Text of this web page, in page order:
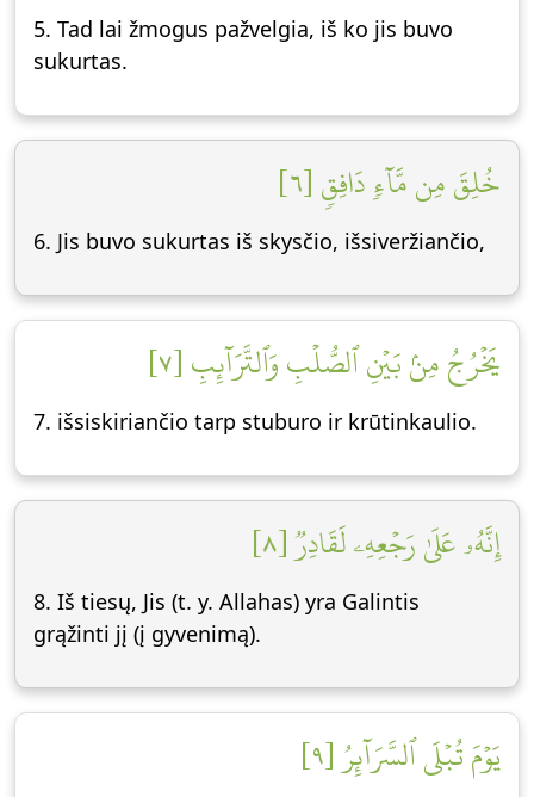
5. Tad lai žmogus pažvelgia, iš ko jis buvo
sukurtas.
خُلِقَ مِن مَّآءٖ دَافِقٖ [٦]
6. Jis buvo sukurtas iš skysčio, išsiveržiančio,
يَخۡرُجُ مِنۢ بَيۡنِ ٱلصُّلۡبِ وَٱلتَّرَآئِبِ [٧]
7. išsiskiriančio tarp stuburo ir krūtinkaulio.
إِنَّهُۥ عَلَىٰ رَجۡعِهِۦ لَقَادِرٞ [٨]
8. Iš tiesų, Jis (t. y. Allahas) yra Galintis
grąžinti jį (į gyvenimą).
يَوۡمَ تُبۡلَى ٱلسَّرَآئِرُ [٩]